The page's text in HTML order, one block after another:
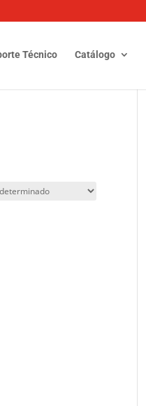
Técnico Catálogo